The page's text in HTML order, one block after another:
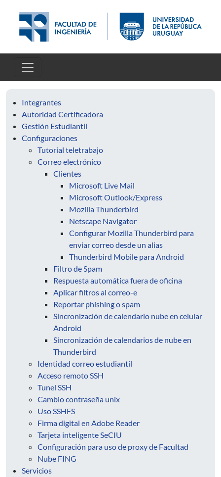
Integrantes
Autoridad Certificadora
Gestión Estudiantil
Configuraciones
Tutorial teletrabajo
Correo electrónico
Clientes
Microsoft Live Mail
Microsoft Outlook/Express
Mozilla Thunderbird
Netscape Navigator
Configurar Mozilla Thunderbird para
enviar correo desde un alias
Thunderbird Mobile para Android
Filtro de Spam
Respuesta automática fuera de oficina
Aplicar filtros al correo-e
Reportar phishing o spam
Sincronización de calendario nube en celular
Android
Sincronización de calendarios de nube en
Thunderbird
Identidad correo estudiantil
Acceso remoto SSH
Tunel SSH
Cambio contraseña unix
Uso SSHFS
Firma digital en Adobe Reader
Tarjeta inteligente SeCIU
Configuración para uso de proxy de Facultad
Nube FING
Servicios